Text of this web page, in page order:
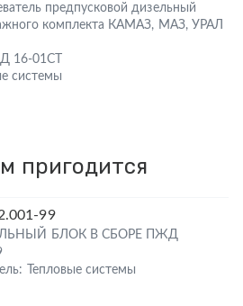
предпусковой дизельный
комплекта КАМАЗ, МАЗ, УРАЛ
16-01СТ
системы
пригодится
99
БЛОК В СБОРЕ ПЖД
Тепловые системы